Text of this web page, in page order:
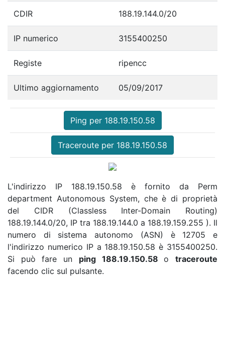
CDIR 188.19.144.0/20
IP numerico 3155400250
Registe ripencc
Ultimo aggiornamento 05/09/2017
Ping per 188.19.150.58
Traceroute per 188.19.150.58
L'indirizzo IP 188.19.150.58 è fornito da Perm
department Autonomous System, che è di proprietà
del CIDR (Classless Inter-Domain Routing)
188.19.144.0/20, IP tra 188.19.144.0 a 188.19.159.255 ). Il
numero di sistema autonomo (ASN) è 12705 e
l'indirizzo numerico IP a 188.19.150.58 è 3155400250.
Si può fare un ping 188.19.150.58otraceroute
facendo clic sul pulsante.